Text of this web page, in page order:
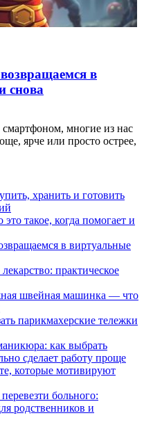
в
снова
многие из нас
ярче или просто острее,
хранить и готовить
такое, когда помогает и
в виртуальные
практическое
швейная машинка — что
парикмахерские тележки
как выбрать
сделает работу проще
которые мотивируют
больного:
родственников и